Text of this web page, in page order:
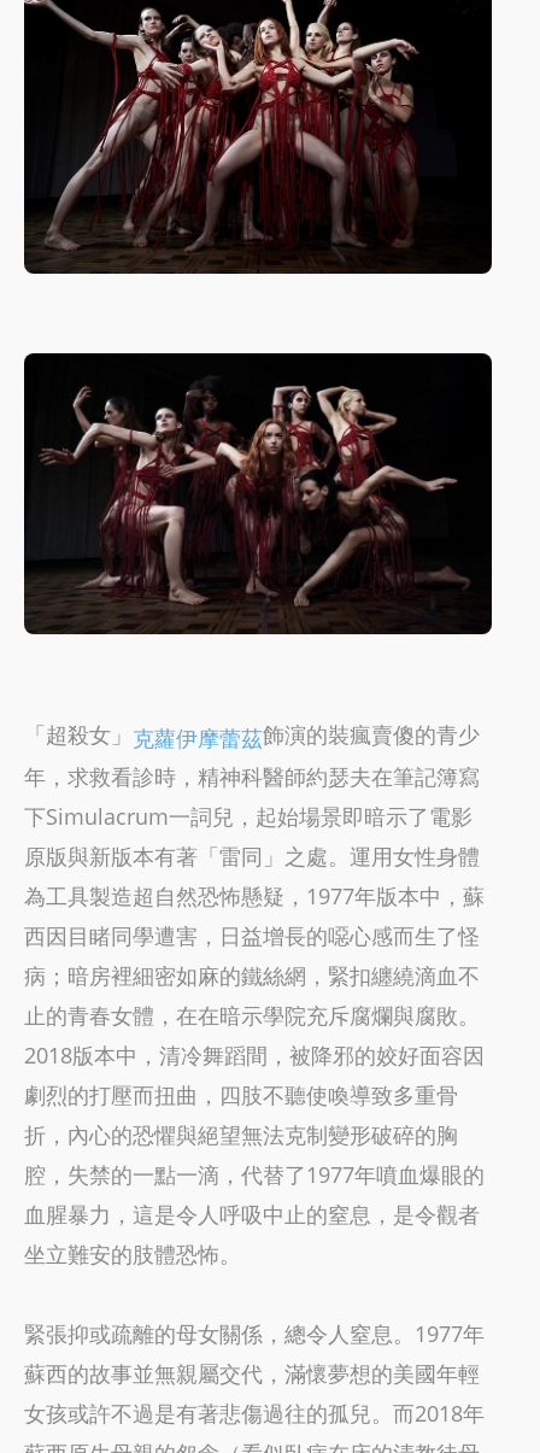
「超殺女」 克蘿伊摩蕾茲飾演的裝瘋賣傻的青少
年，求救看診時，精神科醫師約瑟夫在筆記簿寫
下Simulacrum一詞兒，起始場景即暗示了電影
原版與新版本有著「雷同」之處。運用女性身體
為工具製造超自然恐怖懸疑，1977年版本中，蘇
西因目睹同學遭害，日益增長的噁心感而生了怪
病；暗房裡細密如麻的鐵絲網，緊扣纏繞滴血不
止的青春女體，在在暗示學院充斥腐爛與腐敗。
2018版本中，清冷舞蹈間，被降邪的姣好面容因
劇烈的打壓而扭曲，四肢不聽使喚導致多重骨
折，內心的恐懼與絕望無法克制變形破碎的胸
腔，失禁的一點一滴，代替了1977年噴血爆眼的
血腥暴力，這是令人呼吸中止的窒息，是令觀者
坐立難安的肢體恐怖。
緊張抑或疏離的母女關係，總令人窒息。1977年
蘇西的故事並無親屬交代，滿懷夢想的美國年輕
女孩或許不過是有著悲傷過往的孤兒。而2018年